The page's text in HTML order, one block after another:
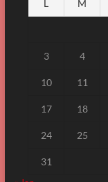
L M
3 4
10 11
17 18
24 25
31